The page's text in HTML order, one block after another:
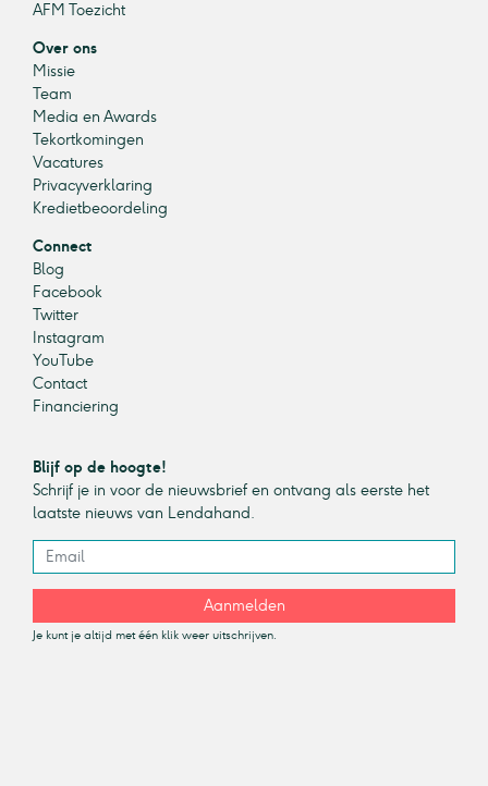
AFM Toezicht
Over ons
Missie
Team
Media en Awards
Tekortkomingen
Vacatures
Privacyverklaring
Kredietbeoordeling
Connect
Blog
Facebook
Twitter
Instagram
YouTube
Contact
Financiering
Blijf op de hoogte!
Schrijf je in voor de nieuwsbrief en ontvang als eerste het
laatste nieuws van Lendahand.
Aanmelden
Je kunt je altijd met één klik weer uitschrijven.